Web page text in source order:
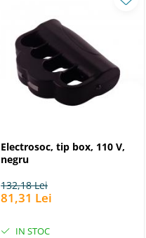
Electrosoc, tip box, 110 V,
negru
132,18 Lei
81,31 Lei
IN STOC